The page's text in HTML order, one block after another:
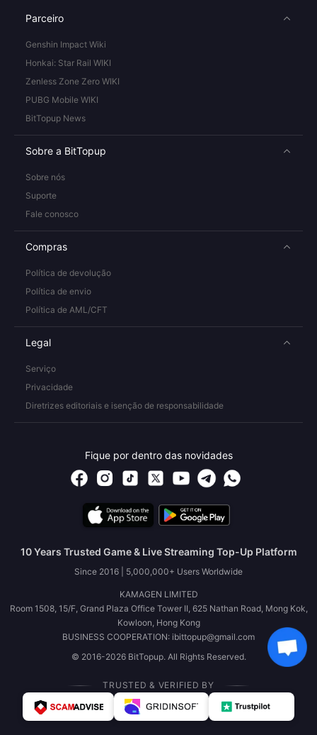
Parceiro
Genshin Impact Wiki
Honkai: Star Rail WIKI
Zenless Zone Zero WIKI
PUBG Mobile WIKI
BitTopup News
Sobre a BitTopup
Sobre nós
Suporte
Fale conosco
Compras
Política de devolução
Política de envio
Política de AML/CFT
Legal
Serviço
Privacidade
Diretrizes editoriais e isenção de responsabilidade
Fique por dentro das novidades
10 Years Trusted Game & Live Streaming Top-Up Platform
Since 2016 | 5,000,000+ Users Worldwide
KAMAGEN LIMITED
Room 1508, 15/F, Grand Plaza Office Tower II, 625 Nathan Road, Mong Kok,
Kowloon, Hong Kong
BUSINESS COOPERATION: ibittopup@gmail.com
© 2016-2026 BitTopup. All Rights Reserved.
TRUSTED & VERIFIED BY